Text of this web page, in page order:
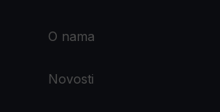
O nama
Novosti